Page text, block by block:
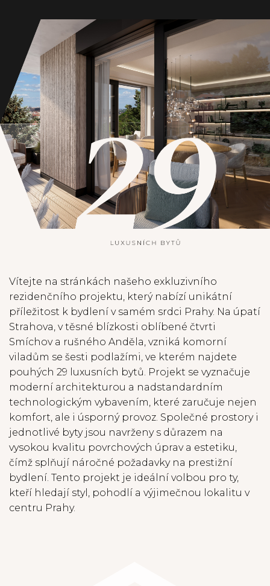
Vítejte na stránkách našeho exkluzivního
rezidenčního projektu, který nabízí unikátní
příležitost k bydlení v samém srdci Prahy. Na úpatí
Strahova, v těsné blízkosti oblíbené čtvrti
Smíchov a rušného Anděla, vzniká komorní
viladům se šesti podlažími, ve kterém najdete
pouhých 29 luxusních bytů. Projekt se vyznačuje
moderní architekturou a nadstandardním
technologickým vybavením, které zaručuje nejen
komfort, ale i úsporný provoz. Společné prostory i
jednotlivé byty jsou navrženy s důrazem na
vysokou kvalitu povrchových úprav a estetiku,
čímž splňují náročné požadavky na prestižní
bydlení. Tento projekt je ideální volbou pro ty,
kteří hledají styl, pohodlí a výjimečnou lokalitu v
centru Prahy.